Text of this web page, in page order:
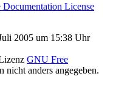
License
2005 um 15:38 Uhr
GNU Free
nicht anders angegeben.